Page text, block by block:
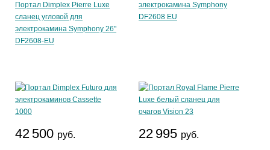
Портал Dimplex Pierre Luxe
сланец угловой для
электрокамина Symphony 26"
DF2608-EU
электрокамина Symphony
DF2608 EU
42 500 руб. 22 995 руб.